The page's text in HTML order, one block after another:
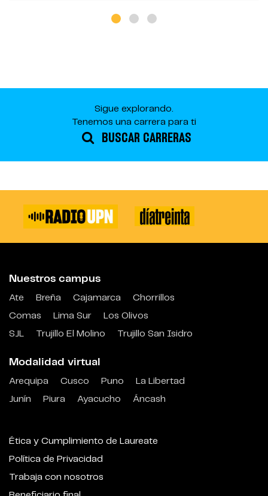
Sigue explorando.
Tenemos una carrera para ti
BUSCAR CARRERAS
Nuestros campus
Ate Breña Cajamarca
Chorrillos
Comas
Lima Sur
Los Olivos
SJL
Trujillo El Molino Trujillo San Isidro
Modalidad virtual
Arequipa Cusco Puno
La Libertad
Junín
Piura Ayacucho Áncash
Ética y Cumplimiento de Laureate
Política de Privacidad
Trabaja con nosotros